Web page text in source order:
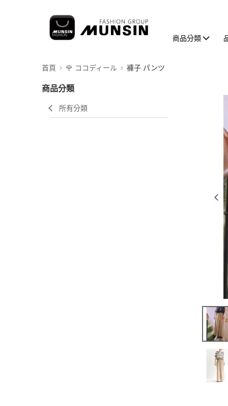
商品分類
首頁 🌹 ココディール 褲子 パンツ
商品分類
所有分類